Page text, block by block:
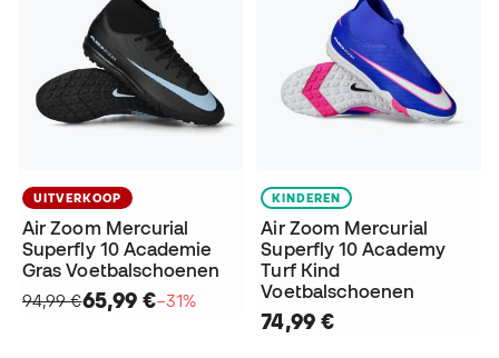
UITVERKOOP
Air Zoom Mercurial
Superfly 10 Academie
Gras Voetbalschoenen
94,99 €65,99 €−31%
KINDEREN
Air Zoom Mercurial
Superfly 10 Academy
Turf Kind
Voetbalschoenen
74,99 €